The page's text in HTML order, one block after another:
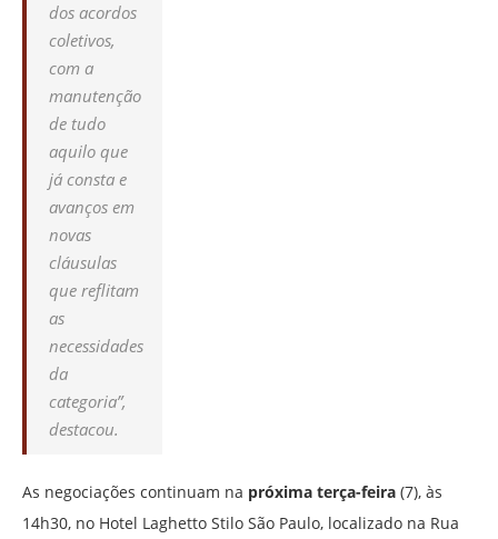
dos acordos
coletivos,
com a
manutenção
de tudo
aquilo que
já consta e
avanços em
novas
cláusulas
que reflitam
as
necessidades
da
categoria”,
destacou.
As negociações continuam na próxima terça-feira (7), às
14h30, no Hotel Laghetto Stilo São Paulo, localizado na Rua